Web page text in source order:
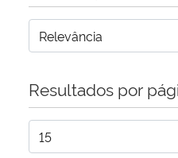
Resultados por